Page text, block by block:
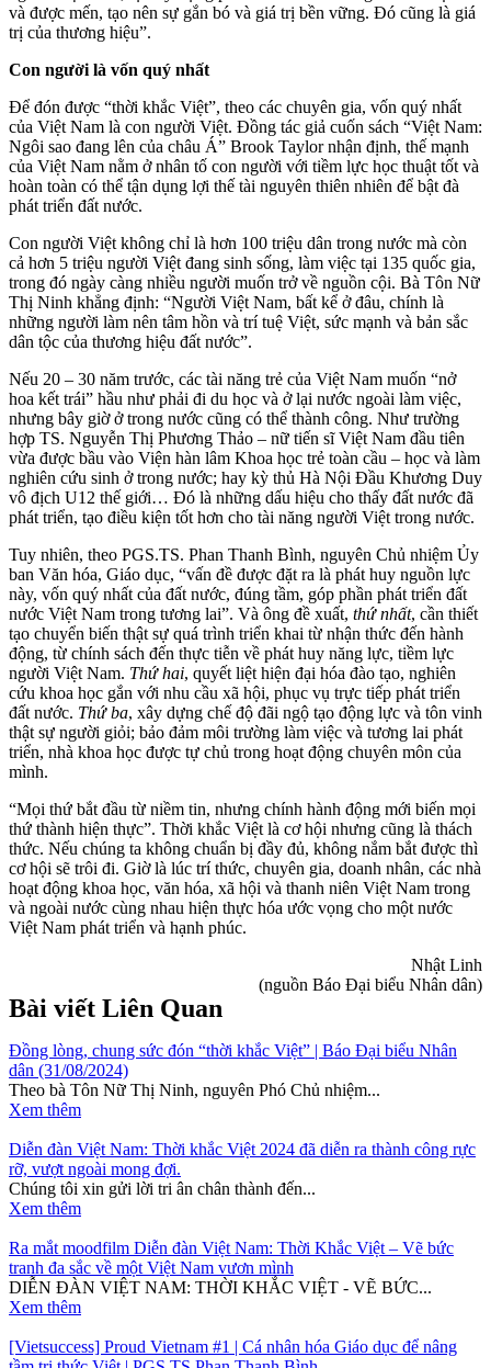
và được mến, tạo nên sự gắn bó và giá trị bền vững. Đó cũng là giá
trị của thương hiệu”.
Con người là vốn quý nhất
Để đón được “thời khắc Việt”, theo các chuyên gia, vốn quý nhất
của Việt Nam là con người Việt. Đồng tác giả cuốn sách “Việt Nam:
Ngôi sao đang lên của châu Á” Brook Taylor nhận định, thế mạnh
của Việt Nam nằm ở nhân tố con người với tiềm lực học thuật tốt và
hoàn toàn có thể tận dụng lợi thế tài nguyên thiên nhiên để bật đà
phát triển đất nước.
Con người Việt không chỉ là hơn 100 triệu dân trong nước mà còn
cả hơn 5 triệu người Việt đang sinh sống, làm việc tại 135 quốc gia,
trong đó ngày càng nhiều người muốn trở về nguồn cội. Bà Tôn Nữ
Thị Ninh khẳng định: “Người Việt Nam, bất kể ở đâu, chính là
những người làm nên tâm hồn và trí tuệ Việt, sức mạnh và bản sắc
dân tộc của thương hiệu đất nước”.
Nếu 20 – 30 năm trước, các tài năng trẻ của Việt Nam muốn “nở
hoa kết trái” hầu như phải đi du học và ở lại nước ngoài làm việc,
nhưng bây giờ ở trong nước cũng có thể thành công. Như trường
hợp TS. Nguyễn Thị Phương Thảo – nữ tiến sĩ Việt Nam đầu tiên
vừa được bầu vào Viện hàn lâm Khoa học trẻ toàn cầu – học và làm
nghiên cứu sinh ở trong nước; hay kỳ thủ Hà Nội Đầu Khương Duy
vô địch U12 thế giới… Đó là những dấu hiệu cho thấy đất nước đã
phát triển, tạo điều kiện tốt hơn cho tài năng người Việt trong nước.
Tuy nhiên, theo PGS.TS. Phan Thanh Bình, nguyên Chủ nhiệm Ủy
ban Văn hóa, Giáo dục, “vấn đề được đặt ra là phát huy nguồn lực
này, vốn quý nhất của đất nước, đúng tầm, góp phần phát triển đất
nước Việt Nam trong tương lai”. Và ông đề xuất, thứ nhất, cần thiết
tạo chuyển biến thật sự quá trình triển khai từ nhận thức đến hành
động, từ chính sách đến thực tiễn về phát huy năng lực, tiềm lực
người Việt Nam. Thứ hai, quyết liệt hiện đại hóa đào tạo, nghiên
cứu khoa học gắn với nhu cầu xã hội, phục vụ trực tiếp phát triển
đất nước. Thứ ba, xây dựng chế độ đãi ngộ tạo động lực và tôn vinh
thật sự người giỏi; bảo đảm môi trường làm việc và tương lai phát
triển, nhà khoa học được tự chủ trong hoạt động chuyên môn của
mình.
“Mọi thứ bắt đầu từ niềm tin, nhưng chính hành động mới biến mọi
thứ thành hiện thực”. Thời khắc Việt là cơ hội nhưng cũng là thách
thức. Nếu chúng ta không chuẩn bị đầy đủ, không nắm bắt được thì
cơ hội sẽ trôi đi. Giờ là lúc trí thức, chuyên gia, doanh nhân, các nhà
hoạt động khoa học, văn hóa, xã hội và thanh niên Việt Nam trong
và ngoài nước cùng nhau hiện thực hóa ước vọng cho một nước
Việt Nam phát triển và hạnh phúc.
Nhật Linh
(nguồn Báo Đại biểu Nhân dân)
Bài viết Liên Quan
Đồng lòng, chung sức đón “thời khắc Việt” | Báo Đại biểu Nhân
dân (31/08/2024)
Theo bà Tôn Nữ Thị Ninh, nguyên Phó Chủ nhiệm...
Xem thêm
Diễn đàn Việt Nam: Thời khắc Việt 2024 đã diễn ra thành công rực
rỡ, vượt ngoài mong đợi.
Chúng tôi xin gửi lời tri ân chân thành đến...
Xem thêm
Ra mắt moodfilm Diễn đàn Việt Nam: Thời Khắc Việt – Vẽ bức
tranh đa sắc về một Việt Nam vươn mình
DIỄN ĐÀN VIỆT NAM: THỜI KHẮC VIỆT - VẼ BỨC...
Xem thêm
[Vietsuccess] Proud Vietnam #1 | Cá nhân hóa Giáo dục để nâng